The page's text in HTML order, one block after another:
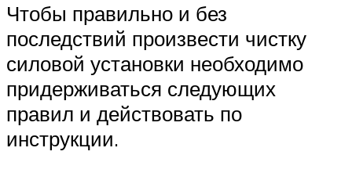
Чтобы правильно и без
последствий произвести чистку
силовой установки необходимо
придерживаться следующих
правил и действовать по
инструкции.